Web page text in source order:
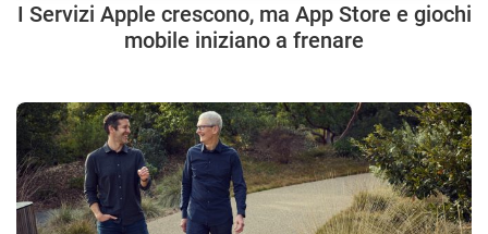
I Servizi Apple crescono, ma App Store e giochi
mobile iniziano a frenare